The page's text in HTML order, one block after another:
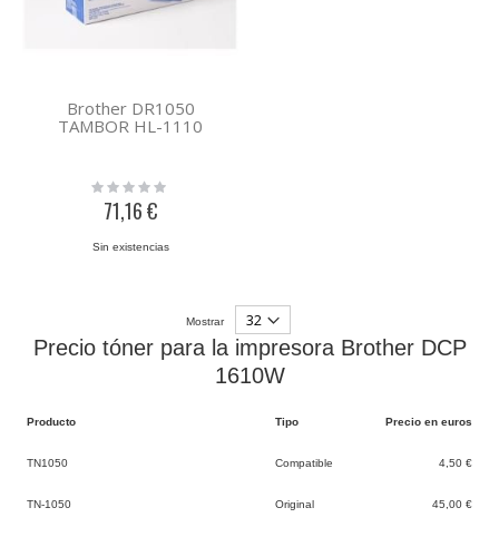
Brother DR1050
TAMBOR HL-1110
Rating:
71,16 €
Sin existencias
Mostrar
Precio tóner para la impresora Brother DCP
1610W
Producto Tipo Precio en euros
TN1050 Compatible 4,50 €
TN-1050 Original 45,00 €